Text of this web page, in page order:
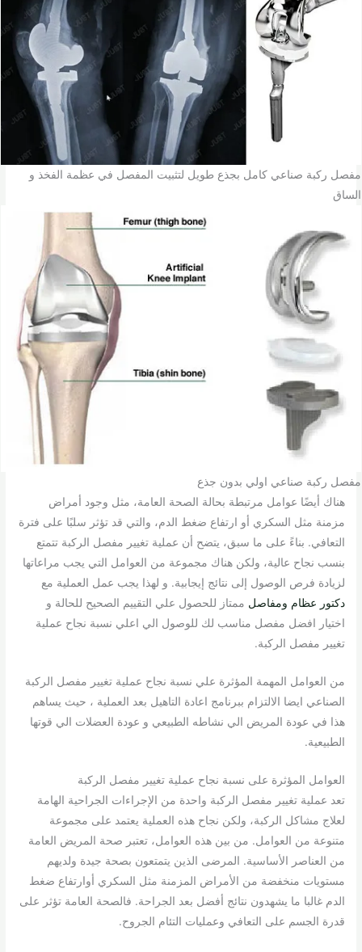
مفصل ركبة صناعي كامل بجذع طويل لتثبيت المفصل في عظمة الفخذ و
الساق
مفصل ركبة صناعي اولي بدون جذع
هناك أيضًا عوامل مرتبطة بحالة الصحة العامة، مثل وجود أمراض
مزمنة مثل السكري أو ارتفاع ضغط الدم، والتي قد تؤثر سلبًا على فترة
التعافي. بناءً على ما سبق، يتضح أن عملية تغيير مفصل الركبة تتمتع
بنسب نجاح عالية، ولكن هناك مجموعة من العوامل التي يجب مراعاتها
لزيادة فرص الوصول إلى نتائج إيجابية. و لهذا يجب عمل العملية مع
دكتور عظام ومفاصل ممتاز للحصول علي التقييم الصحيح للحالة و
اختيار افضل مفصل مناسب لك للوصول الي اعلي نسبة نجاح عملية
تغيير مفصل الركبة.
من العوامل المهمة المؤثرة علي نسبة نجاح عملية تغيير مفصل الركبة
الصناعي ايضا الالتزام ببرنامج اعادة التاهيل بعد العملية ، حيث يساهم
هذا في عودة المريض الي نشاطه الطبيعي و عودة العضلات الي قوتها
الطبيعية.
العوامل المؤثرة على نسبة نجاح عملية تغيير مفصل الركبة
تعد عملية تغيير مفصل الركبة واحدة من الإجراءات الجراحية الهامة
لعلاج مشاكل الركبة، ولكن نجاح هذه العملية يعتمد على مجموعة
متنوعة من العوامل. من بين هذه العوامل، تعتبر صحة المريض العامة
من العناصر الأساسية. المرضى الذين يتمتعون بصحة جيدة ولديهم
مستويات منخفضة من الأمراض المزمنة مثل السكري أوارتفاع ضغط
الدم غالبا ما يشهدون نتائج أفضل بعد الجراحة. فالصحة العامة تؤثر على
قدرة الجسم على التعافي وعمليات التئام الجروح.